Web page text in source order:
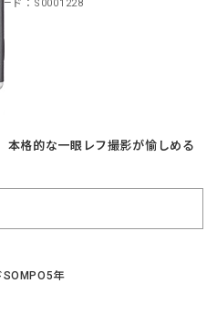
ド：S0001228
本格的な一眼レフ撮影が愉しめる
SOMPO5年